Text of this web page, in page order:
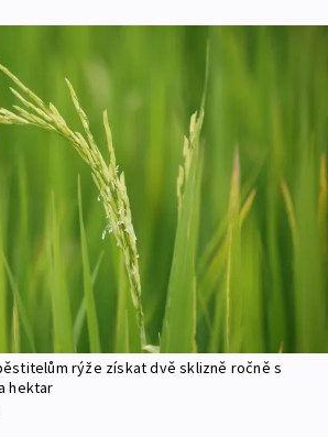
rýže získat dvě sklizně ročně s
hektar